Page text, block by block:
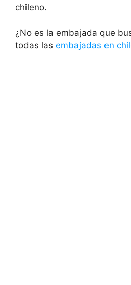
chileno.
¿No es la embajada que
todas las embajadas en